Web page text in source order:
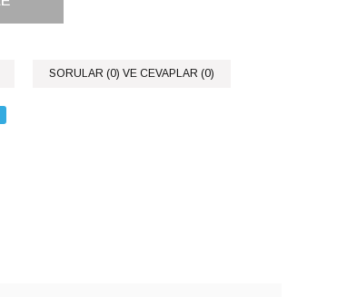
SORULAR (0) VE CEVAPLAR (0)